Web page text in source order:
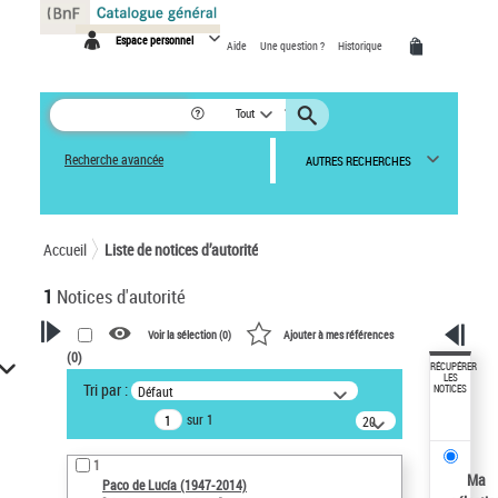
Espace personnel Aide Une question ? Historique
Tout
Recherche avancée AUTRES RECHERCHES
Accueil Liste de notices d’autorité
1 Notices d'autorité
VOTRE RECHERCHE
Recherche avancée dans les
notices d’autorité
Œuvres liées à l'auteur :
Paco de Lucía (1947-2014)
Voir la sélection (0) Ajouter à mes références
(0)
Tri par : Défaut
sur 1
20
résultats/page
1
Paco de Lucía (1947-2014)
RÉCUPÉRER
LES
NOTICES
Ma
Panneau de gestion des cookies